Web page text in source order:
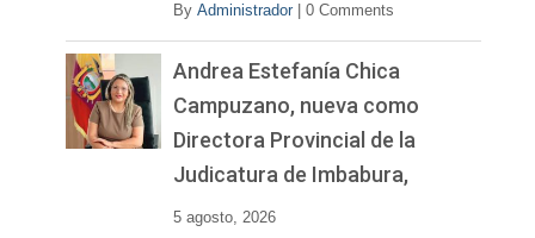
By Administrador 0 Comments
Andrea Estefanía Chica
Campuzano, nueva como
Directora Provincial de la
Judicatura de Imbabura,
5 agosto, 2026